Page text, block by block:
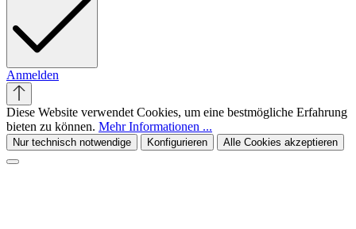
Anmelden
Diese Website verwendet Cookies, um eine bestmögliche Erfahrung
bieten zu können. Mehr Informationen ...
Nur technisch notwendige Konfigurieren Alle Cookies akzeptieren